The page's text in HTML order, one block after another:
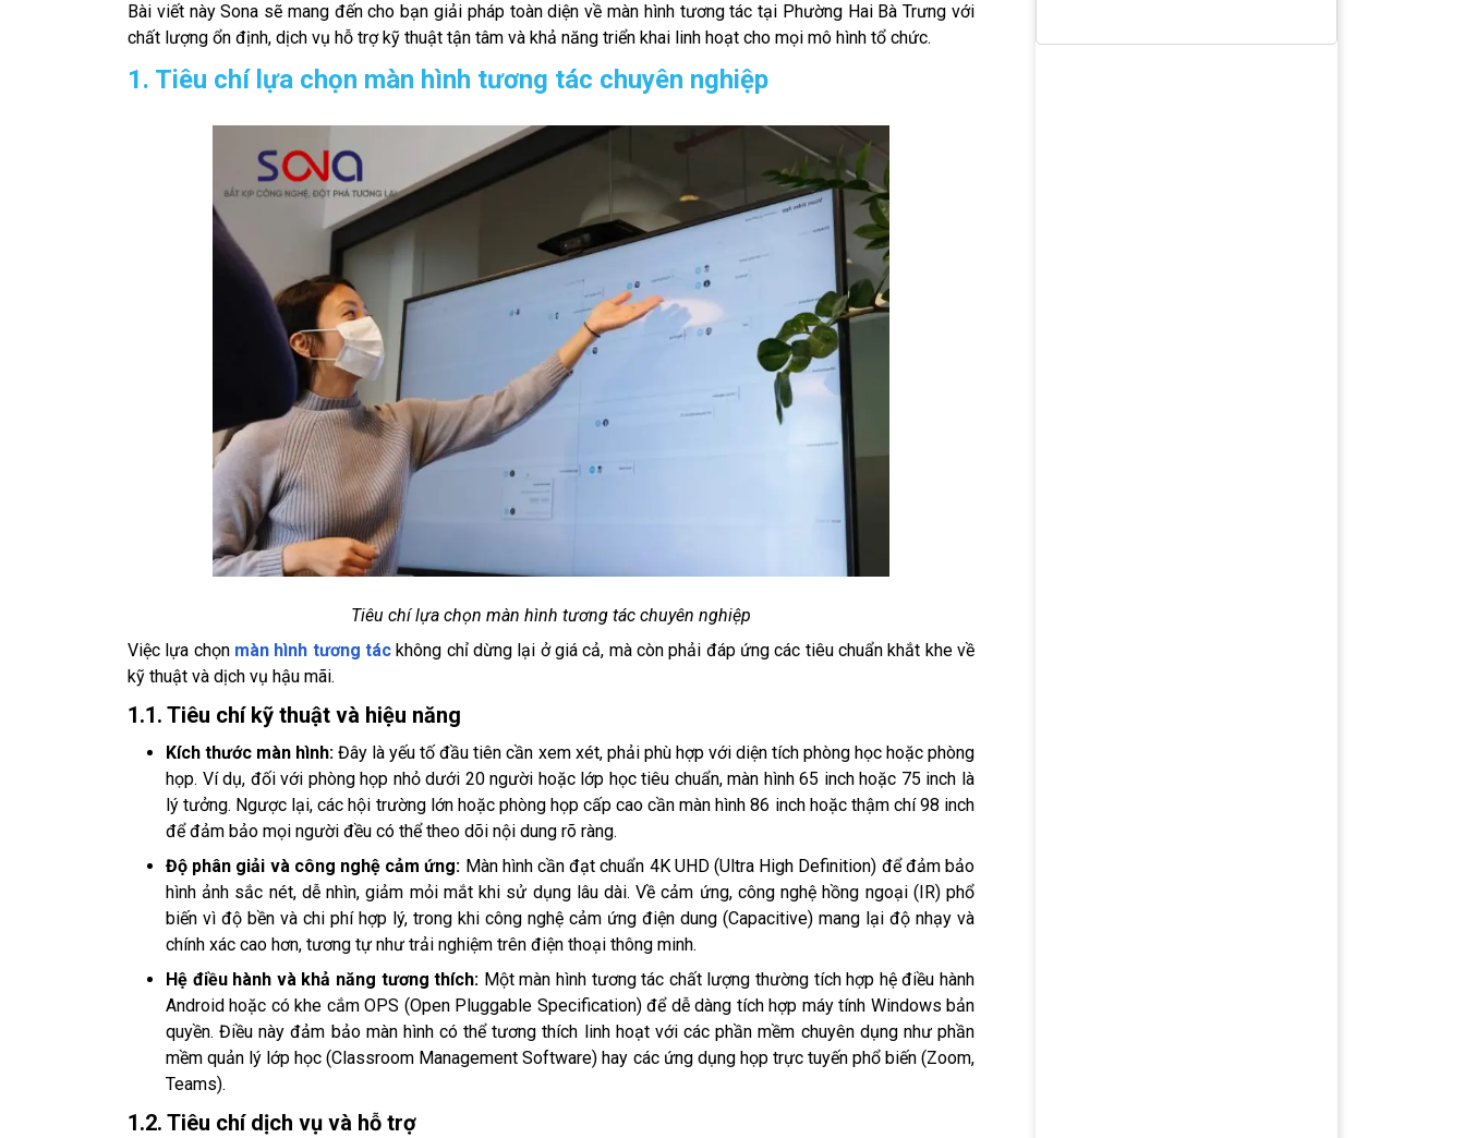
Bài viết này Sona sẽ mang đến cho bạn giải pháp toàn diện về màn hình tương tác tại Phường Hai Bà Trưng với
chất lượng ổn định, dịch vụ hỗ trợ kỹ thuật tận tâm và khả năng triển khai linh hoạt cho mọi mô hình tổ chức.
1. Tiêu chí lựa chọn màn hình tương tác chuyên nghiệp
Tiêu chí lựa chọn màn hình tương tác chuyên nghiệp
Việc lựa chọn màn hình tương tác không chỉ dừng lại ở giá cả, mà còn phải đáp ứng các tiêu chuẩn khắt khe về
kỹ thuật và dịch vụ hậu mãi.
1.1. Tiêu chí kỹ thuật và hiệu năng
Kích thước màn hình: Đây là yếu tố đầu tiên cần xem xét, phải phù hợp với diện tích phòng học hoặc phòng
họp. Ví dụ, đối với phòng họp nhỏ dưới 20 người hoặc lớp học tiêu chuẩn, màn hình 65 inch hoặc 75 inch là
lý tưởng. Ngược lại, các hội trường lớn hoặc phòng họp cấp cao cần màn hình 86 inch hoặc thậm chí 98 inch
để đảm bảo mọi người đều có thể theo dõi nội dung rõ ràng.
Độ phân giải và công nghệ cảm ứng: Màn hình cần đạt chuẩn 4K UHD (Ultra High Definition) để đảm bảo
hình ảnh sắc nét, dễ nhìn, giảm mỏi mắt khi sử dụng lâu dài. Về cảm ứng, công nghệ hồng ngoại (IR) phổ
biến vì độ bền và chi phí hợp lý, trong khi công nghệ cảm ứng điện dung (Capacitive) mang lại độ nhạy và
chính xác cao hơn, tương tự như trải nghiệm trên điện thoại thông minh.
Hệ điều hành và khả năng tương thích: Một màn hình tương tác chất lượng thường tích hợp hệ điều hành
Android hoặc có khe cắm OPS (Open Pluggable Specification) để dễ dàng tích hợp máy tính Windows bản
quyền. Điều này đảm bảo màn hình có thể tương thích linh hoạt với các phần mềm chuyên dụng như phần
mềm quản lý lớp học (Classroom Management Software) hay các ứng dụng họp trực tuyến phổ biến (Zoom,
Teams).
1.2. Tiêu chí dịch vụ và hỗ trợ